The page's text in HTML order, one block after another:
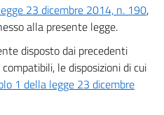
23 dicembre 2014, n. 190,
alla presente legge.
disposto dai precedenti
le disposizioni di cui
1 della legge 23 dicembre